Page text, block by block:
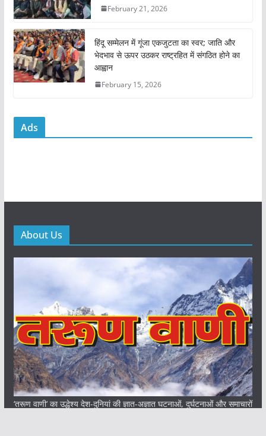
February 21, 2026
हिंदू सम्मेलन में गूंजा एकजुटता का स्वर; जाति और
भेदभाव से ऊपर उठकर राष्ट्रहित में संगठित होने का
आह्वान
February 15, 2026
Ads
About Us
‘तरूण वाणी‘ का उद्धेश्य देश-दुनियां की ज्ञात-अज्ञात घटनाओं, दुर्घटनाओं और समाचारों